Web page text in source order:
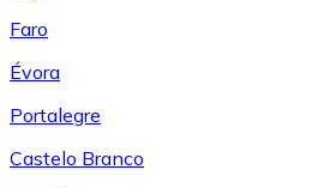
Faro
Évora
Portalegre
Castelo Branco